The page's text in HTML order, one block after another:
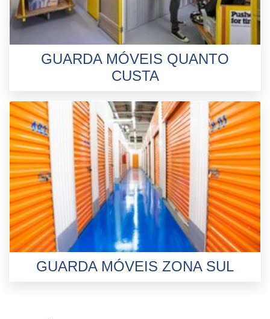
GUARDA MÓVEIS QUANTO
CUSTA
GUARDA MÓVEIS ZONA SUL